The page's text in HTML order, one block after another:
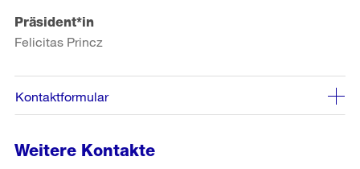
Präsident*in
Felicitas Princz
Kontaktformular
Weitere Kontakte